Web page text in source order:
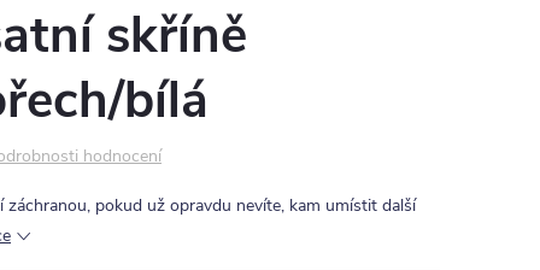
skříně
bílá
hodnocení
pokud už opravdu nevíte, kam umístit další